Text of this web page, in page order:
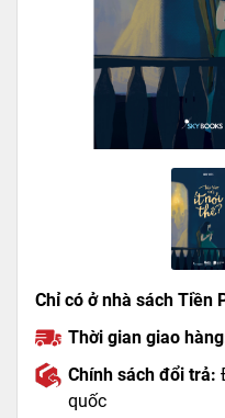
Chỉ có ở nhà sách Tiền
Thời gian giao
Chính sách đổi trả:
quốc